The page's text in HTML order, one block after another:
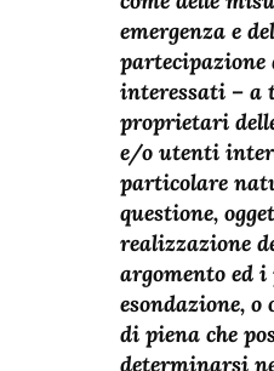
emergenza e
partecipazione
interessati – a
proprietari
e/o utenti
particolare
questione,
realizzazione
argomento ed
esondazione, o
di piena che
determinarsi